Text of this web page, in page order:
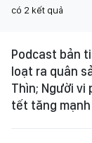
có 2 kết quả
Podcast bản
loạt ra quân
Thìn; Người vi
tết tăng mạnh